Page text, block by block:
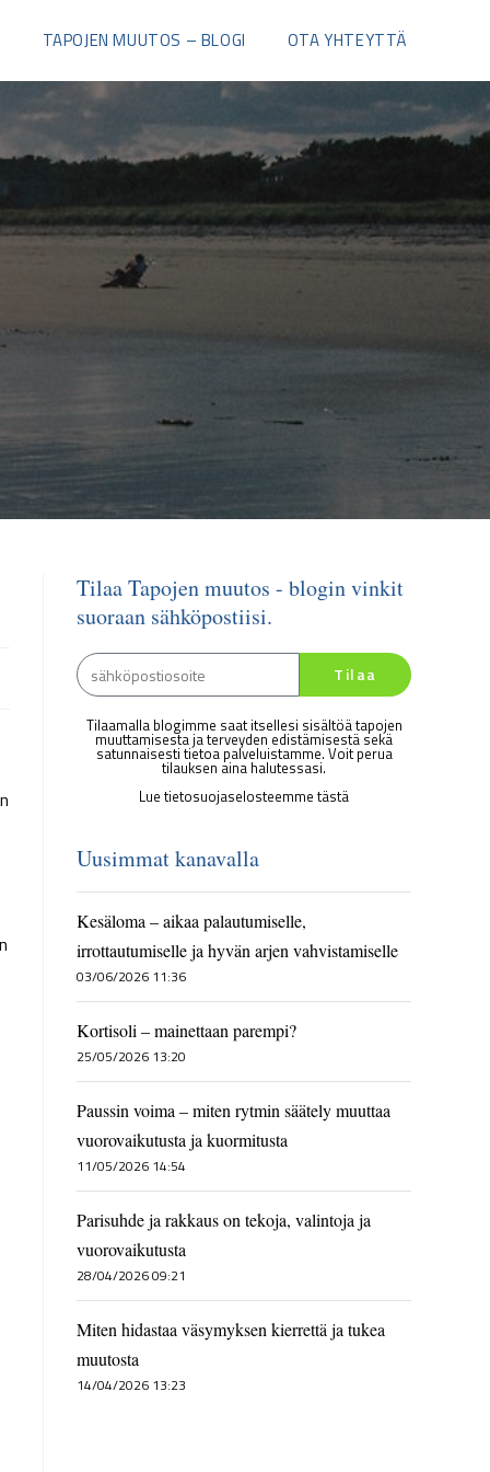
TAPOJEN MUUTOS – BLOGI OTA YHTEYTTÄ
Tilaa Tapojen muutos - blogin vinkit
suoraan sähköpostiisi.
Tilaa
Tilaamalla blogimme saat itsellesi sisältöä tapojen
muuttamisesta ja terveyden edistämisestä sekä
satunnaisesti tietoa palveluistamme. Voit perua
tilauksen aina halutessasi.
Lue tietosuojaselosteemme tästä
Uusimmat kanavalla
Kesäloma – aikaa palautumiselle,
irrottautumiselle ja hyvän arjen vahvistamiselle
03/06/2026 11:36
Kortisoli – mainettaan parempi?
25/05/2026 13:20
Paussin voima – miten rytmin säätely muuttaa
vuorovaikutusta ja kuormitusta
11/05/2026 14:54
Parisuhde ja rakkaus on tekoja, valintoja ja
vuorovaikutusta
28/04/2026 09:21
Miten hidastaa väsymyksen kierrettä ja tukea
muutosta
14/04/2026 13:23